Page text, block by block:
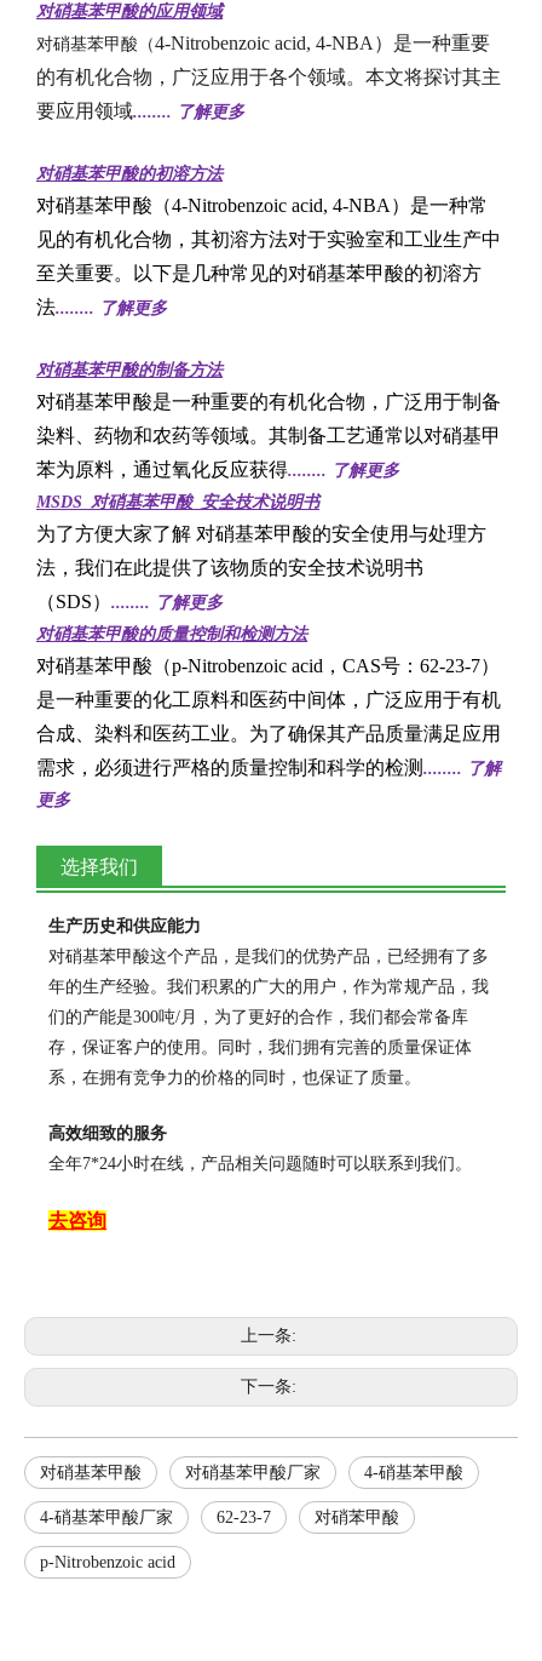
对硝基苯甲酸的应用领域
对硝基苯甲酸（4-Nitrobenzoic acid, 4-NBA）是一种重要
的有机化合物，广泛应用于各个领域。本文将探讨其主
要应用领域........ 了解更多
对硝基苯甲酸的初溶方法
对硝基苯甲酸（4-Nitrobenzoic acid, 4-NBA）是一种常
见的有机化合物，其初溶方法对于实验室和工业生产中
至关重要。以下是几种常见的对硝基苯甲酸的初溶方
法........ 了解更多
对硝基苯甲酸的制备方法
对硝基苯甲酸是一种重要的有机化合物，广泛用于制备
染料、药物和农药等领域。其制备工艺通常以对硝基甲
苯为原料，通过氧化反应获得........ 了解更多
MSDS_对硝基苯甲酸_安全技术说明书
为了方便大家了解 对硝基苯甲酸的安全使用与处理方
法，我们在此提供了该物质的安全技术说明书
（SDS） ........ 了解更多
对硝基苯甲酸的质量控制和检测方法
对硝基苯甲酸（p-Nitrobenzoic acid，CAS号：62-23-7）
是一种重要的化工原料和医药中间体，广泛应用于有机
合成、染料和医药工业。为了确保其产品质量满足应用
需求，必须进行严格的质量控制和科学的检测 ........ 了解
更多
选择我们
生产历史和供应能力
对硝基苯甲酸这个产品，是我们的优势产品，已经拥有了多
年的生产经验。我们积累的广大的用户，作为常规产品，我
们的产能是300吨/月，为了更好的合作，我们都会常备库
存，保证客户的使用。同时，我们拥有完善的质量保证体
系，在拥有竞争力的价格的同时，也保证了质量。
高效细致的服务
全年7*24小时在线，产品相关问题随时可以联系到我们。
去咨询
上一条:
下一条:
对硝基苯甲酸 对硝基苯甲酸厂家 4-硝基苯甲酸
4-硝基苯甲酸厂家 62-23-7 对硝苯甲酸
p-Nitrobenzoic acid